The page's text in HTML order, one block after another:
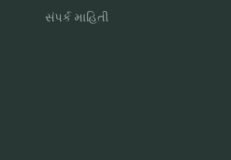
સંપર્ક માહિતી